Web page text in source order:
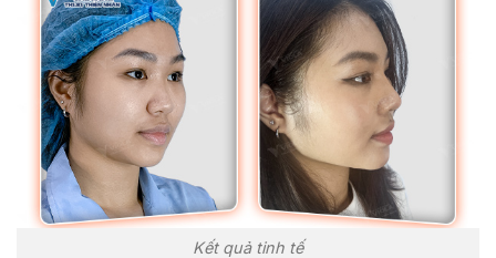
Kết quả tinh tế